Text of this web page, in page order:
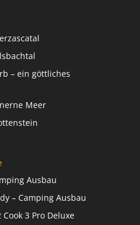
– ein göttliches
Meer
Ausbau
– Camping Ausbau
Cook 3 Pro Deluxe